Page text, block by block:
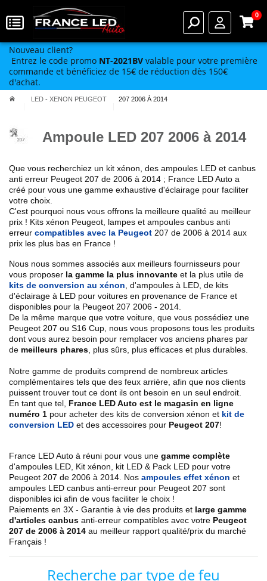
0
Nouveau client?
Entrez le code promo NT-2021BV valable pour votre première
commande et bénéficiez de 15€ de réduction dès 150€
d'achat.
LED - XENON PEUGEOT 207 2006 À 2014
Ampoule LED 207 2006 à 2014
Que vous recherchiez un kit xénon, des ampoules LED et canbus
anti erreur Peugeot 207 de 2006 à 2014 ; France LED Auto a
créé pour vous une gamme exhaustive d'éclairage pour faciliter
votre choix.
C'est pourquoi nous vous offrons la meilleure qualité au meilleur
prix ! Kits xénon Peugeot, lampes et ampoules canbus anti
erreur compatibles avec la Peugeot 207 de 2006 à 2014 aux
prix les plus bas en France !
Nous nous sommes associés aux meilleurs fournisseurs pour
vous proposer la gamme la plus innovante et la plus utile de
kits de conversion au xénon d'ampoules à LED, de kits
d'éclairage à LED pour voitures en provenance de France et
disponibles pour la Peugeot 207 2006 - 2014
De la même marque que votre voiture, que vous possédiez une
Peugeot 207 ou S16 Cup, nous vous proposons tous les produits
dont vous aurez besoin pour remplacer vos anciens phares par
de meilleurs phares , plus sûrs, plus efficaces et plus durables.
Notre gamme de produits comprend de nombreux articles
complémentaires tels que des feux arrière, afin que nos clients
puissent trouver tout ce dont ils ont besoin en un seul endroit.
En tant que tel, France LED Auto est le magasin en ligne
numéro 1 pour acheter des kits de conversion xénon et kit de
conversion LED et des accessoires pour Peugeot 207!
France LED Auto à réuni pour vous une gamme complète
d'ampoules LED, Kit xénon, kit LED & Pack LED pour votre
Peugeot 207 de 2006 à 2014 . Nos ampoules effet xénon et
ampoules LED canbus anti-erreur pour Peugeot 207 sont
disponibles ici afin de vous faciliter le choix !
Paiements en 3X - Garantie à vie des produits et large gamme
d'articles canbus anti-erreur compatibles avec votre Peugeot
207 de 2006 à 2014 au meilleur rapport qualité/prix du marché
Français !
Recherche par type de feu